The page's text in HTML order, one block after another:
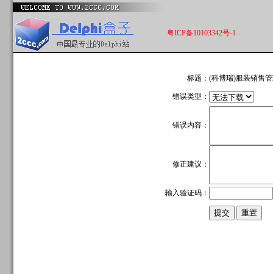
粤ICP备10103342号-1
标题： (科博瑞)服装销售
错误类型：
错误内容：
修正建议：
输入验证码：